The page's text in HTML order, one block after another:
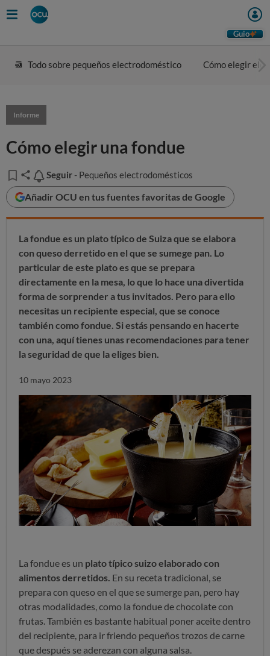
Guio
Todo sobre pequeños electrodoméstico Cómo elegir
Informe
Cómo elegir una fondue
Seguir
Seguir - Pequeños electrodomésticos
Añadir OCU en tus fuentes favoritas de Google
La fondue es un plato típico de Suiza que se elabora
con queso derretido en el que se sumege pan. Lo
particular de este plato es que se prepara
directamente en la mesa, lo que lo hace una divertida
forma de sorprender a tus invitados. Pero para ello
necesitas un recipiente especial, que se conoce
también como fondue. Si estás pensando en hacerte
con una, aquí tienes unas recomendaciones para tener
la seguridad de que la eliges bien.
10 mayo 2023
La fondue es un plato típico suizo elaborado con
alimentos derretidos. En su receta tradicional, se
prepara con queso en el que se sumerge pan, pero hay
otras modalidades, como la fondue de chocolate con
frutas. También es bastante habitual poner aceite dentro
del recipiente, para ir friendo pequeños trozos de carne
que después se aderezan con alguna salsa.